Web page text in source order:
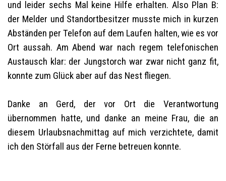
und leider sechs Mal keine Hilfe erhalten. Also Plan B:
der Melder und Standortbesitzer musste mich in kurzen
Abständen per Telefon auf dem Laufen halten, wie es vor
Ort aussah. Am Abend war nach regem telefonischen
Austausch klar: der Jungstorch war zwar nicht ganz fit,
konnte zum Glück aber auf das Nest fliegen.
Danke an Gerd, der vor Ort die Verantwortung
übernommen hatte, und danke an meine Frau, die an
diesem Urlaubsnachmittag auf mich verzichtete, damit
ich den Störfall aus der Ferne betreuen konnte.